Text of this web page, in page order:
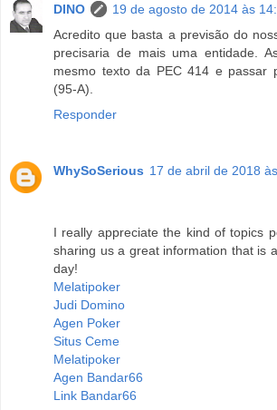
DINO
19 de agosto de 2014 às
Acredito que basta a previsão do
precisaria de mais uma entidade.
mesmo texto da PEC 414 e passar
(95-A).
Responder
WhySoSerious 17 de abril de 2018
I really appreciate the kind of topics
sharing us a great information that is
day!
Melatipoker
Judi Domino
Agen Poker
Situs Ceme
Melatipoker
Agen Bandar66
Link Bandar66